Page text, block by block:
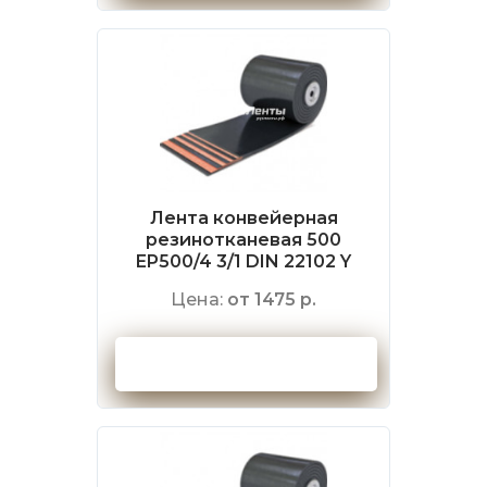
Лента конвейерная
резинотканевая 500
EP500/4 3/1 DIN 22102 Y
Цена: от 1475 р.